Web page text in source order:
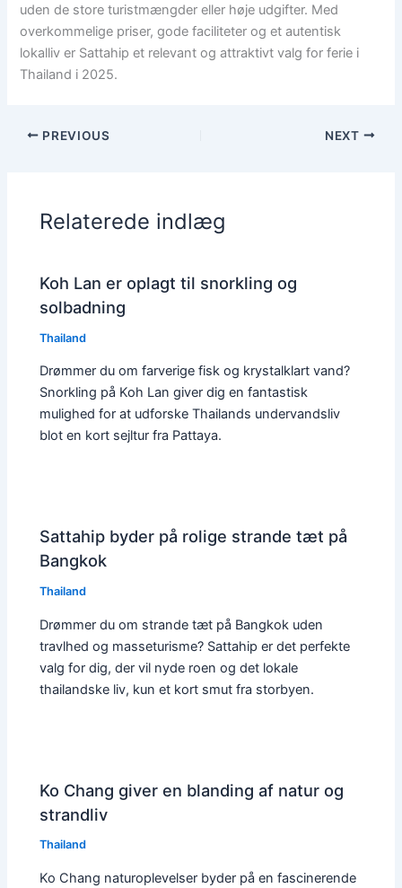
uden de store turistmængder eller høje udgifter. Med
overkommelige priser, gode faciliteter og et autentisk
lokalliv er Sattahip et relevant og attraktivt valg for ferie i
Thailand i 2025.
PREVIOUS NEXT
Relaterede indlæg
Koh Lan er oplagt til snorkling og
solbadning
Thailand
Drømmer du om farverige fisk og krystalklart vand?
Snorkling på Koh Lan giver dig en fantastisk
mulighed for at udforske Thailands undervandsliv
blot en kort sejltur fra Pattaya.
Sattahip byder på rolige strande tæt på
Bangkok
Thailand
Drømmer du om strande tæt på Bangkok uden
travlhed og masseturisme? Sattahip er det perfekte
valg for dig, der vil nyde roen og det lokale
thailandske liv, kun et kort smut fra storbyen.
Ko Chang giver en blanding af natur og
strandliv
Thailand
Ko Chang naturoplevelser byder på en fascinerende